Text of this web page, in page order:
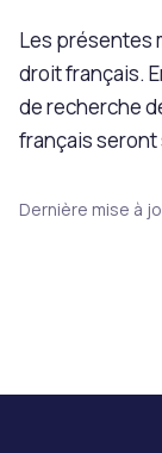
Les présentes
droit français.
de recherche
français
Dernière mise à